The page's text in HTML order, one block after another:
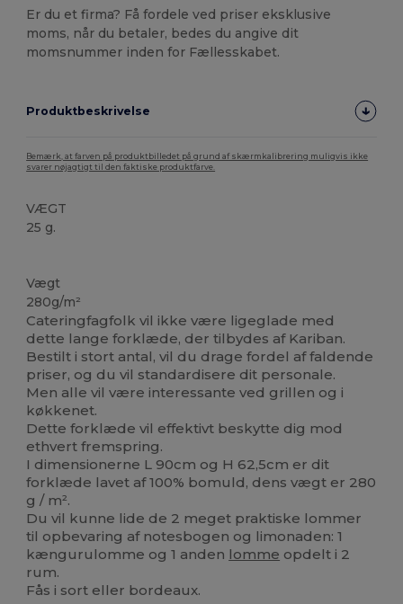
Er du et firma? Få fordele ved priser eksklusive
moms, når du betaler, bedes du angive dit
momsnummer inden for Fællesskabet.
Produktbeskrivelse
Bemærk, at farven på produktbilledet på grund af skærmkalibrering muligvis ikke
svarer nøjagtigt til den faktiske produktfarve.
VÆGT
25 g.
Vægt
280g/m²
Cateringfagfolk vil ikke være ligeglade med
dette lange forklæde, der tilbydes af Kariban.
Bestilt i stort antal, vil du drage fordel af faldende
priser, og du vil standardisere dit personale.
Men alle vil være interessante ved grillen og i
køkkenet.
Dette forklæde vil effektivt beskytte dig mod
ethvert fremspring.
I dimensionerne L 90cm og H 62,5cm er dit
forklæde lavet af 100% bomuld, dens vægt er 280
g / m².
Du vil kunne lide de 2 meget praktiske lommer
til opbevaring af notesbogen og limonaden: 1
kængurulomme og 1 anden lomme opdelt i 2
rum.
Fås i sort eller bordeaux.